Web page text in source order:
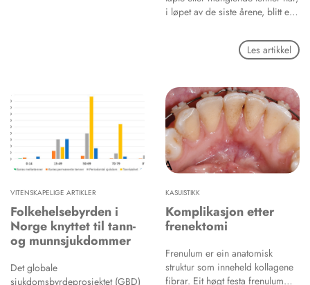
i løpet av de siste årene, blitt en
av denne type behandling er
betydelig, men tilgjengelig
implantatbehandlingen mangler.
Denne artikkelen argumenterer
for at et nasjonalt
kvalitetsregister for
tannimplantater er nødvendig.
Artikkelen benytter data fra Helfo
for å anslå volumet av innsatte
tannimplantater, og data fra
Norsk pasientskadeerstatning
(NPE) for å indikere kvaliteten
på implantatbehandling. For å
demonstrere at forskjell i kvalitet
på implantatbehandlingen
forekommer, er det valgt a se på
Les artikkel
VITENSKAPELIGE ARTIKLER
Folkehelsebyrden i
Norge knyttet til tann-
og munnsjukdommer
Det globale
sjukdomsbyrdeprosjektet (GBD)
KASUISTIKK
Komplikasjon etter
frenektomi
Frenulum er ein anatomisk
struktur som inneheld kollagene
fibrar. Eit høgt festa frenulum